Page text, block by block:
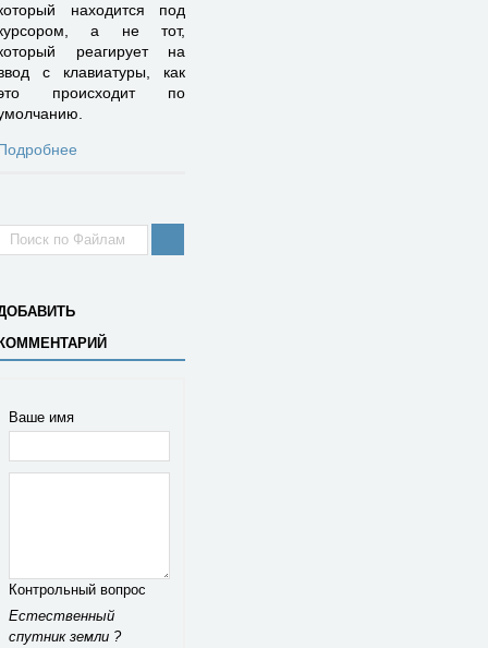
находится под
а не тот,
реагирует на
с клавиатуры, как
происходит по
Ваше имя
Контрольный вопрос
Естественный
спутник земли ?